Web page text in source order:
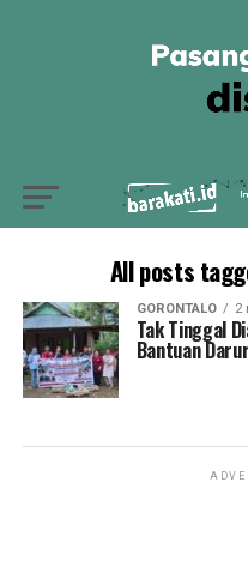
All posts
GORONTALO 2
Tak Tinggal
Bantuan